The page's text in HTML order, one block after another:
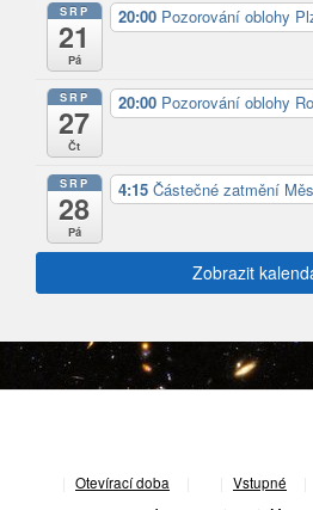
SRP
21
Pá
20:00 Pozorování oblohy
SRP
27
Čt
20:00 Pozorování oblohy
SRP
28
Pá
4:15 Částečné zatmění
Zobrazit
Otevírací doba Vstupné